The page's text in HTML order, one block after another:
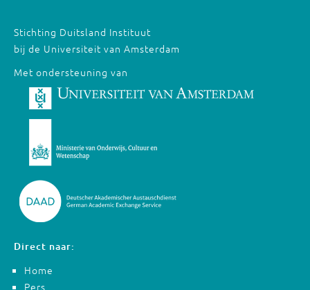
Stichting Duitsland Instituut
bij de Universiteit van Amsterdam
Met ondersteuning van
Direct naar:
Home
Pers